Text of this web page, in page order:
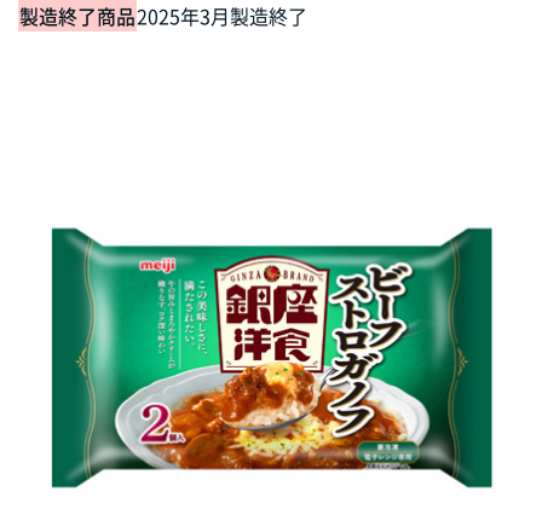
製造終了商品2025年3月製造終了